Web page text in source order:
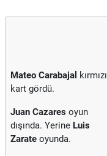
Mateo Carabajal kırmızı
kart gördü.
Juan Cazares oyun
dışında. Yerine Luis
Zarate oyunda.